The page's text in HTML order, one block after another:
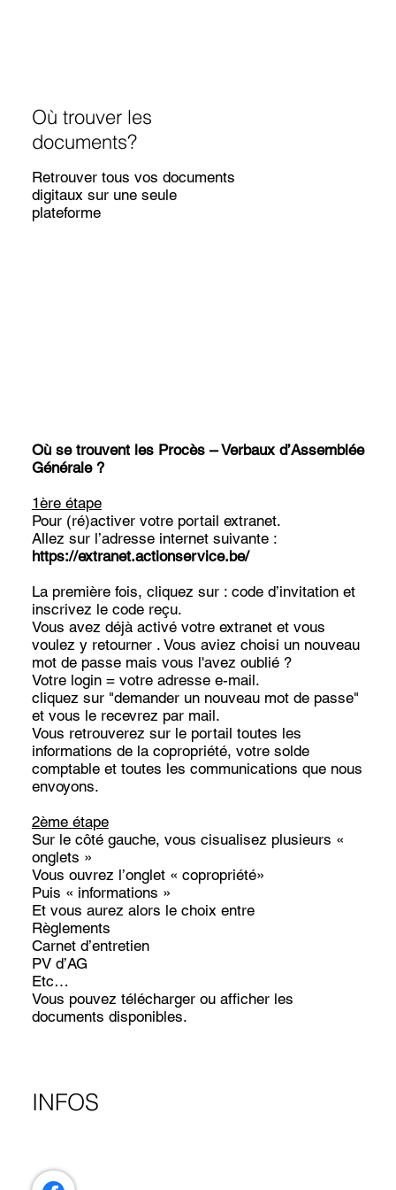
Où trouver les
documents?
Retrouver tous vos documents
digitaux sur une seule
plateforme
Où se trouvent les Procès – Verbaux d’Assemblée
Générale ?
1ère étape
Pour (ré)activer votre portail extranet.
Allez sur l’adresse internet suivante :
https://extranet.actionservice.be/
La première fois, cliquez sur : code d’invitation et
inscrivez le code reçu.
Vous avez déjà activé votre extranet et vous
voulez y retourner . Vous aviez choisi un nouveau
mot de passe mais vous l'avez oublié ?
Votre login = votre adresse e-mail.
cliquez sur "demander un nouveau mot de passe"
et vous le recevrez par mail.
Vous retrouverez sur le portail toutes les
informations de la copropriété, votre solde
comptable et toutes les communications que nous
envoyons.
2ème étape
Sur le côté gauche, vous cisualisez plusieurs «
onglets »
Vous ouvrez l’onglet « copropriété»
Puis « informations »
Et vous aurez alors le choix entre
Règlements
Carnet d’entretien
PV d’AG
Etc…
Vous pouvez télécharger ou afficher les
documents disponibles.
INFOS